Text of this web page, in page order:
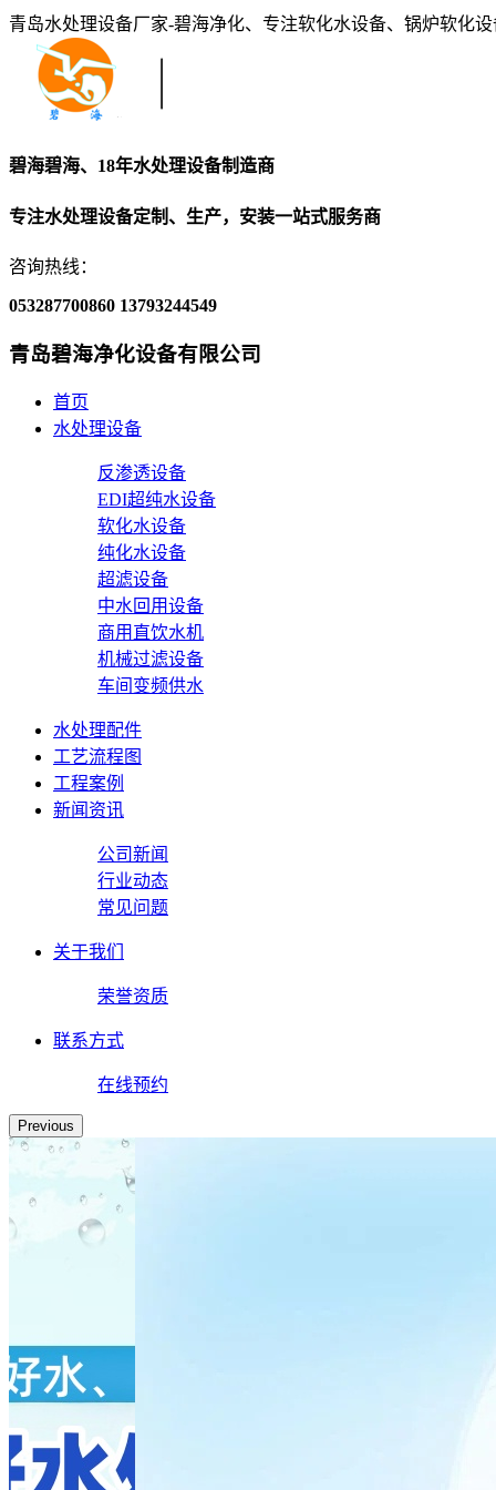
青岛水处理设备厂家-碧海净化、专注软化水设备、锅炉软化
碧海碧海、18年水处理设备制造商
专注水处理设备定制、生产，安装一站式服务商
咨询热线：
053287700860 13793244549
青岛碧海净化设备有限公司
首页
水处理设备
反渗透设备
EDI超纯水设备
软化水设备
纯化水设备
超滤设备
中水回用设备
商用直饮水机
机械过滤设备
车间变频供水
水处理配件
工艺流程图
工程案例
新闻资讯
公司新闻
行业动态
常见问题
关于我们
荣誉资质
联系方式
在线预约
Previous